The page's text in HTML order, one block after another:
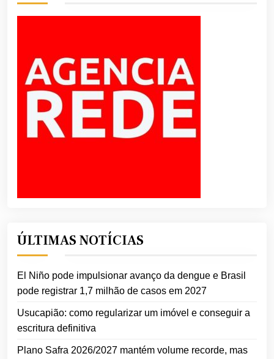
ÚLTIMAS NOTÍCIAS
El Niño pode impulsionar avanço da dengue e Brasil
pode registrar 1,7 milhão de casos em 2027
Usucapião: como regularizar um imóvel e conseguir a
escritura definitiva
Plano Safra 2026/2027 mantém volume recorde, mas